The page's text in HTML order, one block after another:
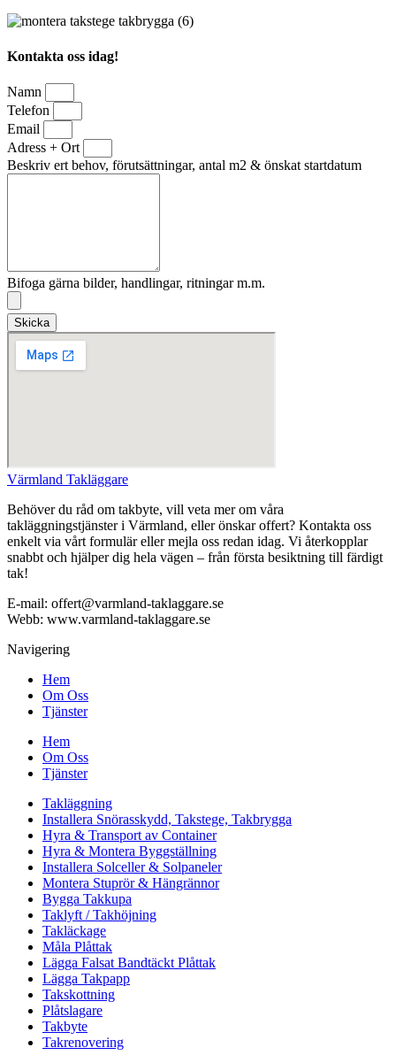
Kontakta oss idag!
Namn
Telefon
Email
Adress + Ort
Beskriv ert behov, förutsättningar, antal m2 & önskat startdatum
Bifoga gärna bilder, handlingar, ritningar m.m.
Skicka
Värmland Takläggare
Behöver du råd om takbyte, vill veta mer om våra
takläggningstjänster i Värmland, eller önskar offert? Kontakta oss
enkelt via vårt formulär eller mejla oss redan idag. Vi återkopplar
snabbt och hjälper dig hela vägen – från första besiktning till färdigt
tak!
E-mail: offert@varmland-taklaggare.se
Webb: www.varmland-taklaggare.se
Navigering
Hem
Om Oss
Tjänster
Hem
Om Oss
Tjänster
Takläggning
Installera Snörasskydd, Takstege, Takbrygga
Hyra & Transport av Container
Hyra & Montera Byggställning
Installera Solceller & Solpaneler
Montera Stuprör & Hängrännor
Bygga Takkupa
Taklyft / Takhöjning
Takläckage
Måla Plåttak
Lägga Falsat Bandtäckt Plåttak
Lägga Takpapp
Takskottning
Plåtslagare
Takbyte
Takrenovering